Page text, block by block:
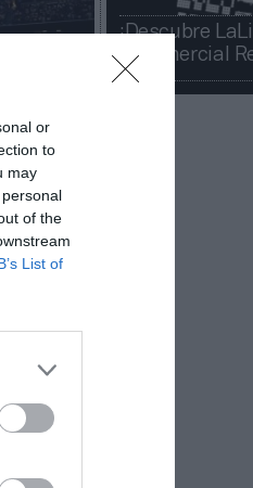
or
to
may
of the
List of
eventos
¡Descubre
Commercial